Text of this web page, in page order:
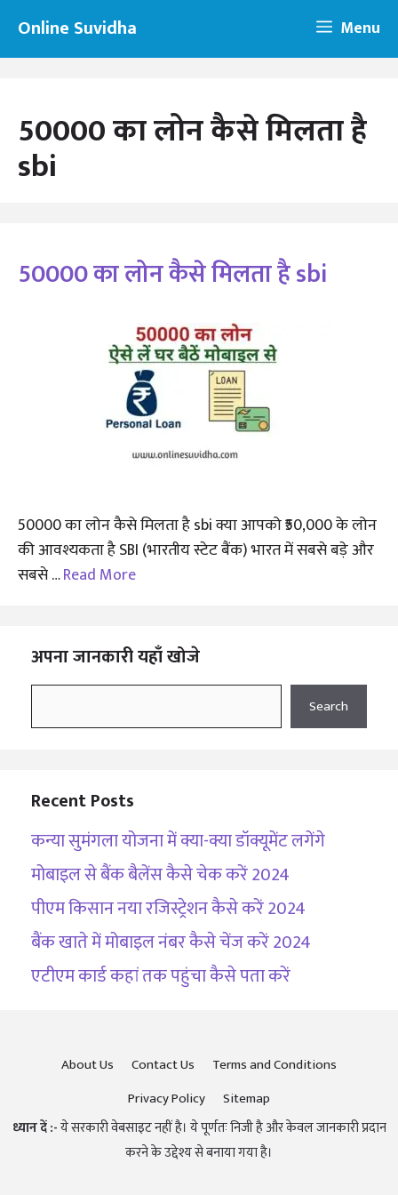
content
Online Suvidha Menu
50000 का लोन कैसे मिलता है
sbi
50000 का लोन कैसे मिलता है sbi
50000 का लोन कैसे मिलता है sbi क्या आपको ₹50,000 के लोन
की आवश्यकता है SBI (भारतीय स्टेट बैंक) भारत में सबसे बड़े और
सबसे …Read More
अपना जानकारी यहाँ खोजे
Search
Recent Posts
कन्या सुमंगला योजना में क्या-क्या डॉक्यूमेंट लगेंगे
मोबाइल से बैंक बैलेंस कैसे चेक करें 2024
पीएम किसान नया रजिस्ट्रेशन कैसे करें 2024
बैंक खाते में मोबाइल नंबर कैसे चेंज करें 2024
एटीएम कार्ड कहां तक पहुंचा कैसे पता करें
About Us Contact Us
Terms and Conditions
Privacy Policy
Sitemap
ध्यान दें :-ये सरकारी वेबसाइट नहीं है। ये पूर्णतः निजी है और केवल जानकारी प्रदान
करने के उद्देश्य से बनाया गया है।